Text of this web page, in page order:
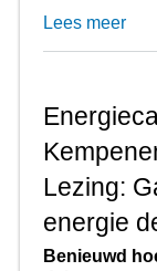
Lees meer
Lezing:
energie
Benieuwd